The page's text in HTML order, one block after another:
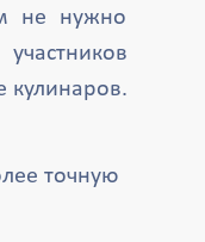
не нужно
кулинаров.
точную